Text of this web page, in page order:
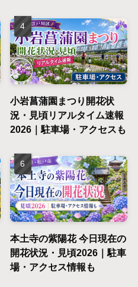
小岩菖蒲園まつり開花状
況・見頃リアルタイム速報
2026｜駐車場・アクセスも
本土寺の紫陽花 今日現在の
開花状況・見頃2026｜駐車
場・アクセス情報も